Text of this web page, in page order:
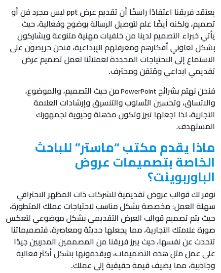
يعتقد فريقنا اعتقادًا راسخًا أن تقديم عرض ppt ليس مجرد فن أو
تصميم، ولكنه أيضًا علم لتوصيل الرسالة بوضوح وفعالية، حيث
يأتي خبراء التصميم لدينا من خلفيات مهنية متنوعة ويشاركون
بشكل تعاوني أفكارهم ومعرفتهم الإبداعية، فنحن حريصون على
الاستماع إلى الاحتياجات المحددة لعملائنا لعمل تصميم عرض
تقديمي ابداعي ومُتقن ومحترف.
فنحن نهتم بشرائحPowerPointمن حيث التصميم، والموضوع،
والاتساق، وتحسين الأسلوب والتنسيق وإرشادات العلامة
التجارية، لذا اجعلها تبرز وتكون مذهلة وحيوية لجمهورك
المستهدف.
ماذا يقدم مكتب “ماستر” للباحث
الخاصة بتصميمات عروض
الباوربوينت؟
نوفر لك قوالب عروض تقديمية للشركات ذات المظهر الاحترافي
سهلة العمل: مخصصة بشكل مناسب لاحتياجات عملك المتطورة،
حيث يتم تصميم قوالب العرض التقديمي بشكل موضوعي لتعكس
صورة علامتك التجارية، مما يجعلها حديثة ومعاصرة، فتصميماتنا
تتحدث عن نفسها، حيث يبرز فريقنا من المصممين المدربين جيدًا
على عمل مثل هذه التصميمات، ويقدمونها بشكل أكثر فعالية
وجاذبية، مما يضيف قيمة حقيقية إلى عملك.